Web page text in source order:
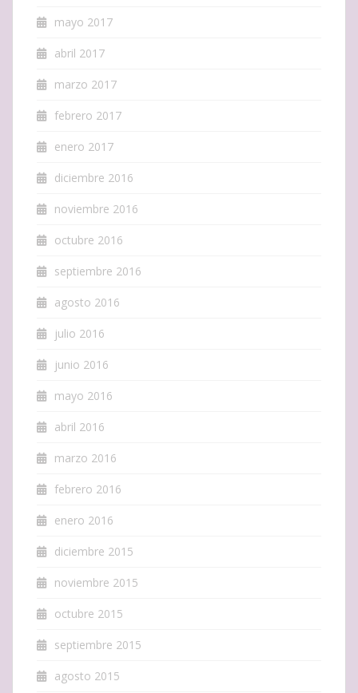
mayo 2017
abril 2017
marzo 2017
febrero 2017
enero 2017
diciembre 2016
noviembre 2016
octubre 2016
septiembre 2016
agosto 2016
julio 2016
junio 2016
mayo 2016
abril 2016
marzo 2016
febrero 2016
enero 2016
diciembre 2015
noviembre 2015
octubre 2015
septiembre 2015
agosto 2015